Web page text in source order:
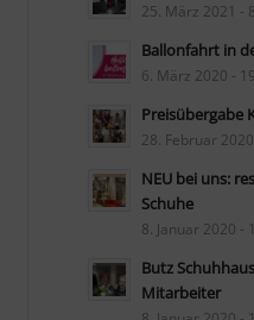
25. März 2021 -
Ballonfahrt in
6. März 2020 -
Preisübergabe
28. Februar
NEU bei uns:
Schuhe
8. Januar 2020 -
Butz
Mitarbeiter